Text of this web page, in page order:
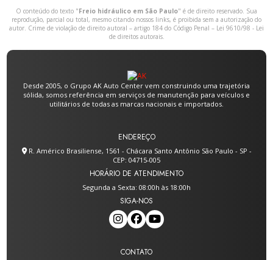
O conteúdo do texto "Freio hidráulico em São Paulo" é de direito reservado. Sua
reprodução, parcial ou total, mesmo citando nossos links, é proibida sem a autorização do
autor. Crime de violação de direito autoral – artigo 184 do Código Penal – Lei 9610/98 - Lei
de direitos autorais.
Desde 2005, o Grupo AK Auto Center vem construindo uma trajetória
sólida, somos referência em serviços de manutenção para veículos e
utilitários de todas as marcas nacionais e importados.
ENDEREÇO
R. Américo Brasiliense, 1561 - Chácara Santo Antônio São Paulo - SP -
CEP: 04715-005
HORÁRIO DE ATENDIMENTO
Segunda a Sexta: 08:00h às 18:00h
SIGA-NOS
CONTATO